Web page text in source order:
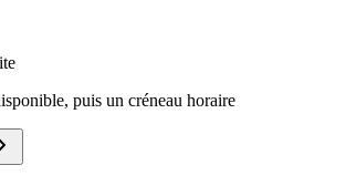
puis un créneau horaire